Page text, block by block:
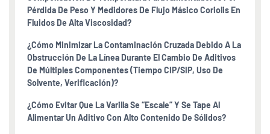
Pérdida De Peso Y Medidores De Flujo Másico Coriolis En
Fluidos De Alta Viscosidad?
¿Cómo Minimizar La Contaminación Cruzada Debido A La
Obstrucción De La Línea Durante El Cambio De Aditivos
De Múltiples Componentes (tiempo CIP/SIP, Uso De
Solvente, Verificación)?
¿Cómo Evitar Que La Varilla Se “escale” Y Se Tape Al
Alimentar Un Aditivo Con Alto Contenido De Sólidos?